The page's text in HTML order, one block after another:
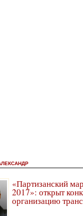
«Партизанский
2017»: открыт
организацию